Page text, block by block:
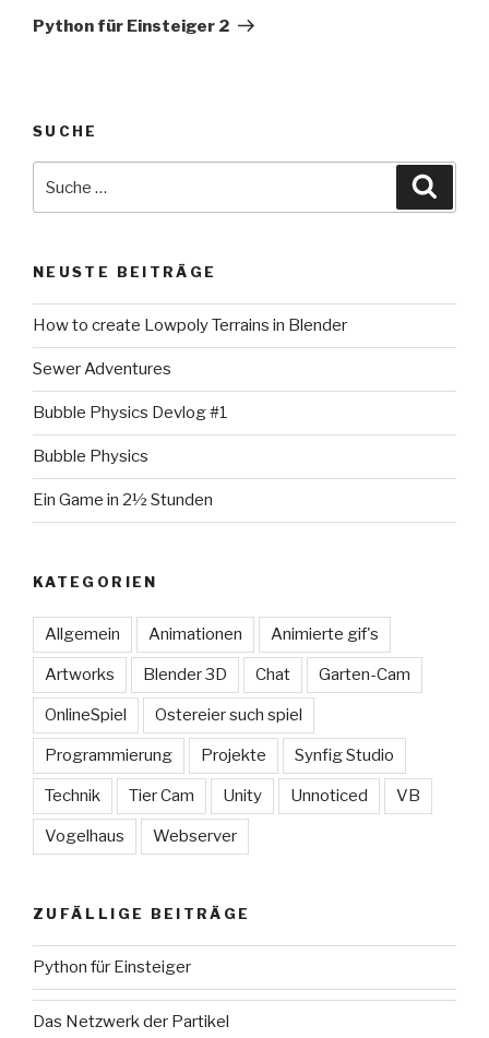
Beitrag
Python für Einsteiger 2
SUCHE
nach:
NEUSTE BEITRÄGE
How to create Lowpoly Terrains in Blender
Sewer Adventures
Bubble Physics Devlog #1
Bubble Physics
Ein Game in 2½ Stunden
KATEGORIEN
Allgemein Animationen Animierte gif's
Artworks Blender 3D Chat Garten-Cam
OnlineSpiel Ostereier such spiel
Programmierung Projekte Synfig Studio
Technik Tier Cam Unity Unnoticed VB
Vogelhaus Webserver
ZUFÄLLIGE BEITRÄGE
Python für Einsteiger
Das Netzwerk der Partikel